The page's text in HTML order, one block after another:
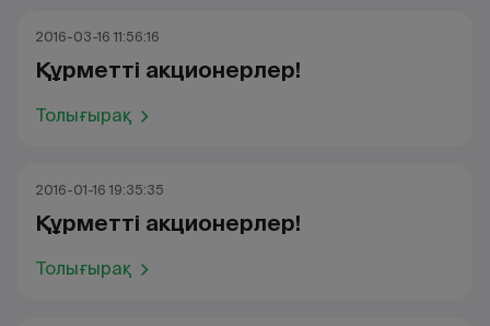
2016-03-16 11:56:16
Құрметті акционерлер!
Толығырақ
2016-01-16 19:35:35
Құрметті акционерлер!
Толығырақ